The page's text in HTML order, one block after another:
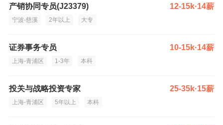
产销协同专员(J23379) 12-15k·14薪
宁波-慈溪 2年以上 大专
证券事务专员 10-15k·14薪
上海-青浦区 1-3年 本科
投关与战略投资专家 25-35k·15薪
上海-青浦区 5年以上 本科